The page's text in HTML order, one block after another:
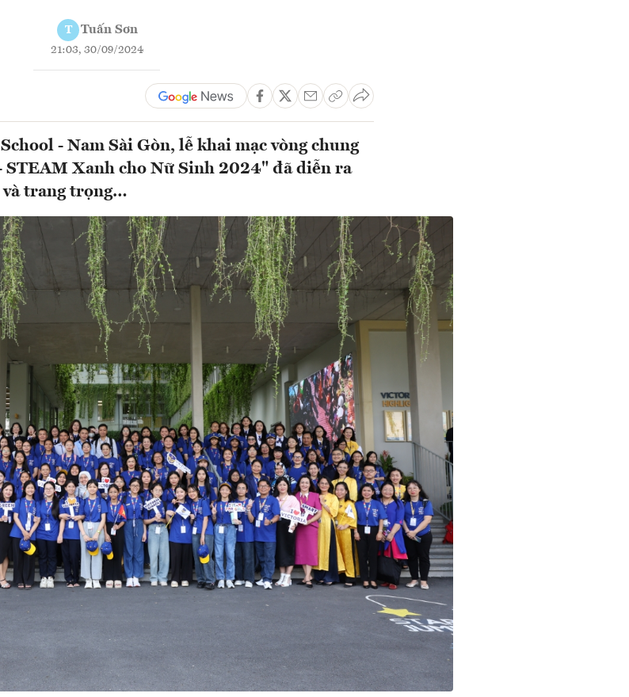
T Tuấn Sơn
21:03, 30/09/2024
- Nam Sài Gòn, lễ khai mạc vòng chung
STEAM Xanh cho Nữ Sinh 2024" đã diễn ra
trang trọng…